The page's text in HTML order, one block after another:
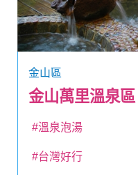
金山區
金山萬里溫泉區
#溫泉泡湯
#台灣好行